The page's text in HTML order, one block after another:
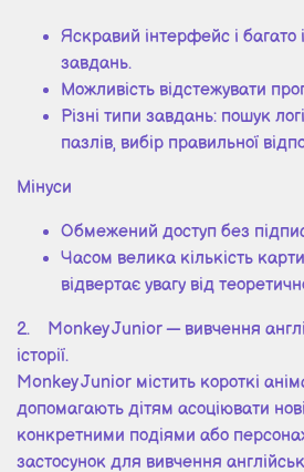
Яскравий інтерфейс і багато
завдань.
Можливість відстежувати
Різні типи завдань: пошук
пазлів, вибір правильної
Мінуси
Обмежений доступ без
Часом велика кількість
відвертає увагу від
2. Monkey Junior — вивчення
історії.
Monkey Junior містить короткі
допомагають дітям асоціювати
конкретними подіями або
застосунок для вивчення